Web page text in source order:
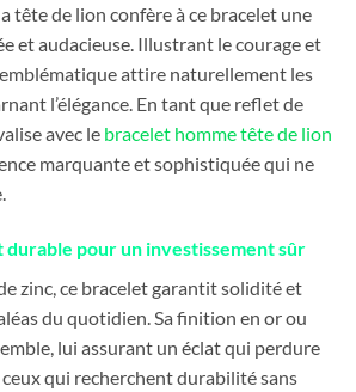
tête de lion confère à ce bracelet une
et audacieuse. Illustrant le courage et
emblématique attire naturellement les
l’élégance. En tant que reflet de
avec le bracelet homme tête de lion
marquante et sophistiquée qui ne
durable pour un investissement sûr
zinc, ce bracelet garantit solidité et
du quotidien. Sa finition en or ou
lui assurant un éclat qui perdure
qui recherchent durabilité sans